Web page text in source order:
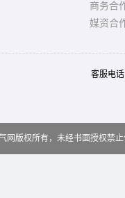
商务合
媒资合
客服电
网版权所有，未经书面授权